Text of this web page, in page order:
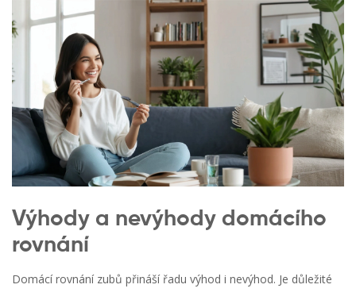
Výhody a nevýhody domácího
rovnání
Domácí rovnání zubů přináší řadu výhod i nevýhod. Je důležité